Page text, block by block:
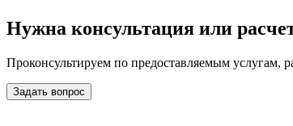
Нужна консультация или
Проконсультируем по предоставляемым услугам,
Задать вопрос